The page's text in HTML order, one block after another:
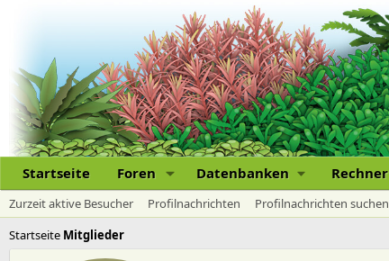
Startseite Foren Datenbanken Rechner
Zurzeit aktive Besucher Profilnachrichten
Profilnachrichten suchen
Startseite Mitglieder